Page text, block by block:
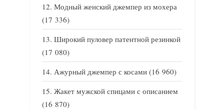
Модный женский джемпер из мохера
(17 336)
Широкий пуловер патентной резинкой
(17 080)
Ажурный джемпер с косами (16 960)
Жакет мужской спицами с описанием
(16 870)